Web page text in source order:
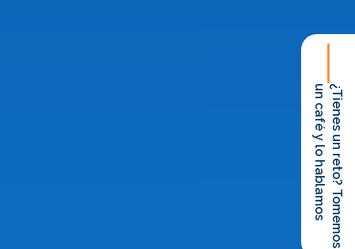
¿Tienes un reto? Tomemos
un café y lo hablamos